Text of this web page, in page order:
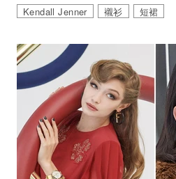
Kendall Jenner 襯衫 短裙